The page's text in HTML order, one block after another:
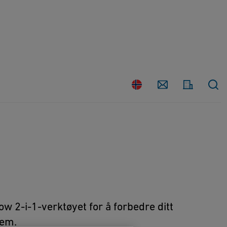
Land
Kontakt
2-i-1-verktøyet for å forbedre ditt